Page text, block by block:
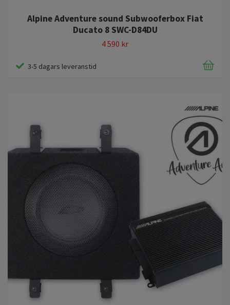
Alpine Adventure sound Subwooferbox Fiat
Ducato 8 SWC-D84DU
4 590 kr
3-5 dagars leveranstid